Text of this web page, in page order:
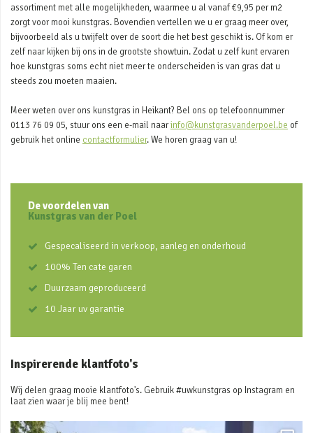
assortiment met alle mogelijkheden, waarmee u al vanaf €9,95 per m2
zorgt voor mooi kunstgras. Bovendien vertellen we u er graag meer over,
bijvoorbeeld als u twijfelt over de soort die het best geschikt is. Of kom er
zelf naar kijken bij ons in de grootste showtuin. Zodat u zelf kunt ervaren
hoe kunstgras soms echt niet meer te onderscheiden is van gras dat u
steeds zou moeten maaien.
Meer weten over ons kunstgras in Heikant? Bel ons op telefoonnummer
0113 76 09 05, stuur ons een e-mail naarinfo@kunstgrasvanderpoel.be of
gebruik het online contactformulier. We horen graag van u!
De voordelen van
Kunstgras van der Poel
Gespecaliseerd in verkoop, aanleg en onderhoud
100% Ten cate garen
Duurzaam geproduceerd
10 Jaar uv garantie
Inspirerende klantfoto's
Wij delen graag mooie klantfoto's. Gebruik #uwkunstgras op Instagram en
laat zien waar je blij mee bent!